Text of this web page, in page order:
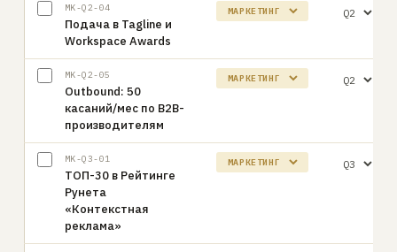
MK-Q2-04
Подача в Tagline и
Workspace Awards
MK-Q2-05
Outbound: 50
касаний/мес по B2B-
производителям
MK-Q3-01
ТОП-30 в Рейтинге
Рунета
«Контекстная
реклама»